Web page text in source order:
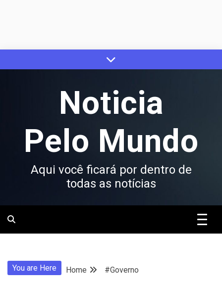
to
Noticia
Pelo Mundo
Aqui você ficará por dentro de
todas as notícias
You are Here Home #Governo